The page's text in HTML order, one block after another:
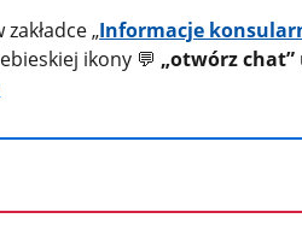
„Informacje
ikony 💬 „otwórz chat”